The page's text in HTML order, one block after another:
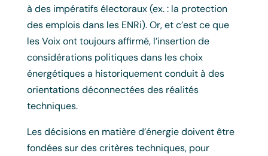
à des impératifs électoraux (ex. : la protection
des emplois dans les ENRi). Or, et c’est ce que
les Voix ont toujours affirmé, l’insertion de
considérations politiques dans les choix
énergétiques a historiquement conduit à des
orientations déconnectées des réalités
techniques.
Les décisions en matière d’énergie doivent être
fondées sur des critères techniques, pour